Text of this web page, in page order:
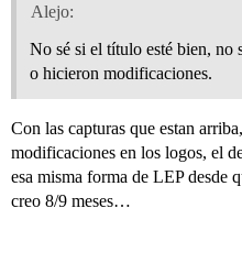
Alejo:
No sé si el título esté bien, no
o hicieron modificaciones.
Con las capturas que estan
modificaciones en los logos, el
esa misma forma de LEP desde
creo 8/9 meses…